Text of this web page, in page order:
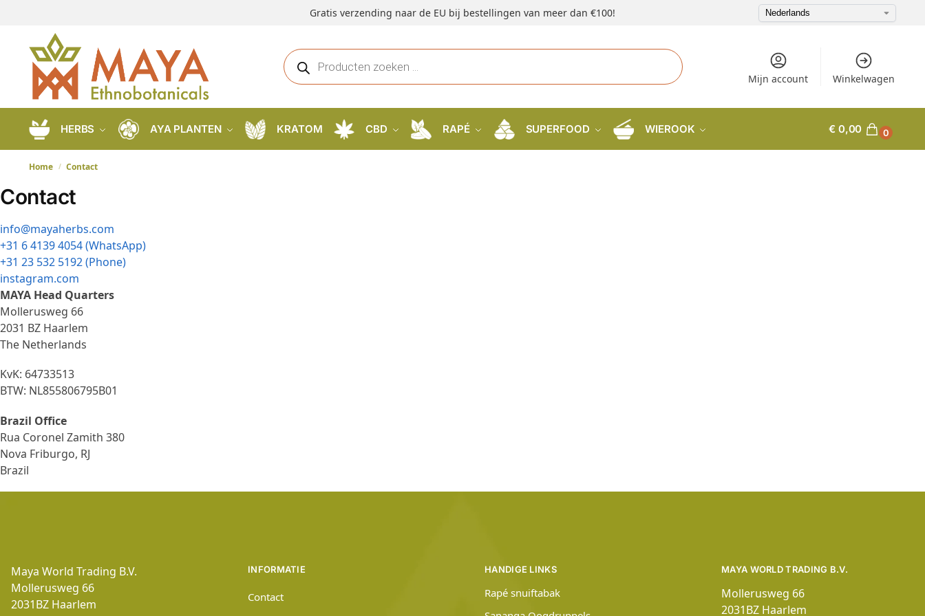
Gratis verzending naar de EU bij bestellingen van meer dan €100!
Mijn account Winkelwagen
HERBS AYA PLANTEN KRATOM CBD RAPÉ SUPERFOOD WIEROOK € 0,00 0
Home / Contact
Contact
info@mayaherbs.com
+31 6 4139 4054 (WhatsApp)
+31 23 532 5192 (Phone)
instagram.com
MAYA Head Quarters
Mollerusweg 66
2031 BZ Haarlem
The Netherlands
KvK: 64733513
BTW: NL855806795B01
Brazil Office
Rua Coronel Zamith 380
Nova Friburgo, RJ
Brazil
Maya World Trading B.V.
Mollerusweg 66
2031BZ Haarlem
INFORMATIE
Contact
HANDIGE LINKS
Rapé snuiftabak
MAYA WORLD TRADING B.V.
Mollerusweg 66
2031BZ Haarlem